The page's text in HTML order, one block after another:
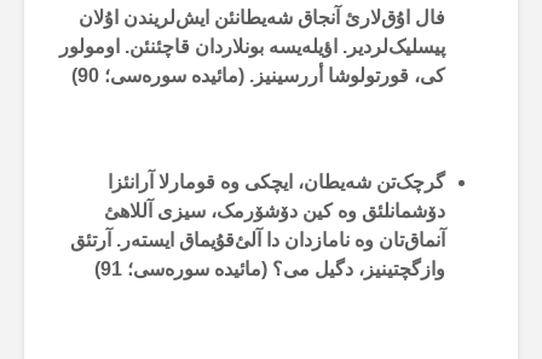
فال اۇق‌لارئ آنجاق شەیطانئن ایش‌لریندن اۇلان
پیسلیک‌لردیر. اؤیلەیسە بونلاردان قاچئنئن. اومولور
کی، قورتولوشا أررسینیز. (مائیدە سورەسی؛ 90)
گرچک‌تن شەیطان، ایچکی وە قومارلا آرانئزا
دۆشمانلئق وە کین دۆشۆرمک، سیزی آللاهئ
آنماق‌تان وە نامازدان دا آلئ‌قۇیماق ایستەر. آرتئق
وازگچتینیز، دگیل می؟ (مائیدە سورەسی؛ 91)